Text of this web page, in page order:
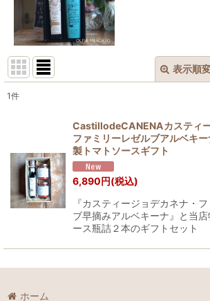
表示順
絞り込む
1件
CastillodeCANENAカスティ
ファミリーレゼルブアルベキ
製トマトソースギフト
6,890円(税込)
『カスティージョデカネナ・
ブ早摘みアルベキーナ』と当
ース瓶詰２本のギフトセット
ホーム